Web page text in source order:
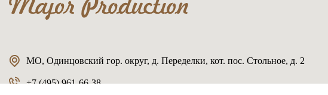
МО, Одинцовский гор. округ, д. Переделки, кот. пос. Стольное, д. 2
+7 (495) 961-66-38